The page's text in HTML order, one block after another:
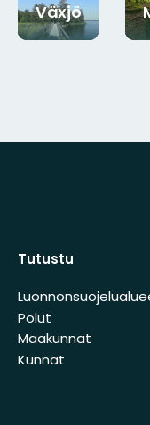
Växjö
Tutustu
Polut
Maakunnat
Kunnat